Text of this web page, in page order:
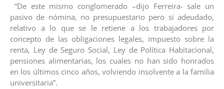
‎ ‎“De este mismo conglomerado –dijo Ferreira- sale un
pasivo de nómina, no presupuestario pero si adeudado,
relativo a lo que se le retiene a los trabajadores por
concepto de las obligaciones legales, impuesto sobre la
renta, Ley de Seguro Social, Ley de Política Habitacional,
pensiones alimentarias, los cuales no han sido honrados
en los últimos cinco años, volviendo insolvente a la familia
universitaria”.‎